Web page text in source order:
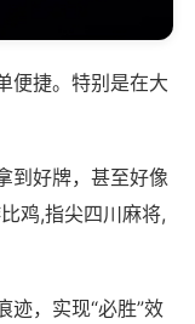
便捷。特别是在大
到好牌，甚至好像
鸡,指尖四川麻将,
迹，实现“必胜”效